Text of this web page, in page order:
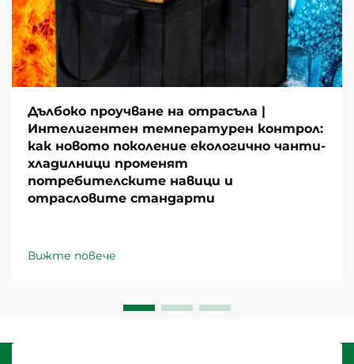
Дълбоко проучване на отрасъла |
Интелигентен температурен контрол:
как новото поколение екологично чанти-
хладилници променят
потребителските навици и
отрасловите стандарти
Вижте повече